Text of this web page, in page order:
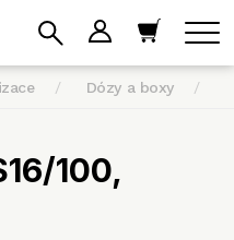
Dózy a boxy
100,